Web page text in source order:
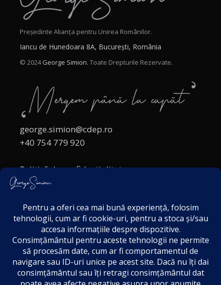
Președinte Alianța pentru Unirea Românilor.
Iancu de Hunedoara 8A, București, România
© 2024George Simion. Toate Drepturile Rezervate.
george.simion@cdep.ro
+40 754 779 920
Politică de confidențialitate
Politica cookies
Acordul de markting
Disclaimer